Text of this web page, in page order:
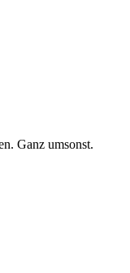
Ganz umsonst.